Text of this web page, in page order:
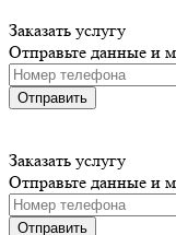
Заказать услугу
Отправьте данные и
Отправить
Заказать услугу
Отправьте данные и
Отправить